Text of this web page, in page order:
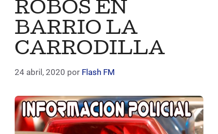
ROBOS EN
BARRIO LA
CARRODILLA
24 abril, 2020 por Flash FM